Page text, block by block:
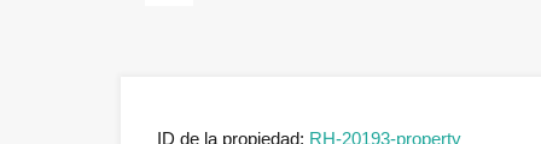
ID de la propiedad: RH-20193-property